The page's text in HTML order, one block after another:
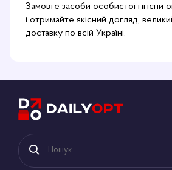
Замовте засоби особистої
і отримайте якісний догляд,
доставку по всій Україні.